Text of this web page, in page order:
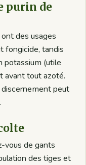
purin de
des usages
fongicide, tandis
potassium (utile
avant tout azoté.
peut
vous de gants
des tiges et